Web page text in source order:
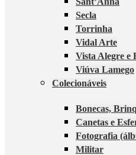
Secla
Torrinha
Vidal Arte
Vista Alegre e
Viúva Lamego
Colecionáveis
Bonecas,
Canetas e
Fotografia
Militar